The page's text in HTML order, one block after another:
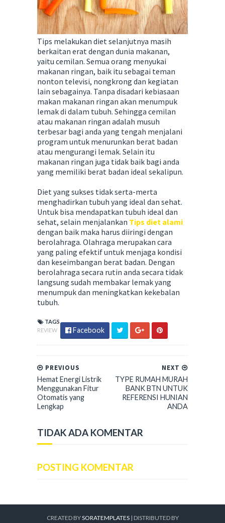
Tips melakukan diet selanjutnya masih
berkaitan erat dengan dunia makanan,
yaitu cemilan. Semua orang menyukai
makanan ringan, baik itu sebagai teman
nonton televisi, nongkrong dan kegiatan
lain sebagainya. Tanpa disadari kebiasaan
makan makanan ringan akan menumpuk
lemak di dalam tubuh. Sehingga cemilan
atau makanan ringan adalah musuh
terbesar bagi anda yang tengah menjalani
program untuk menurunkan berat badan
atau mengurangi lemak. Selain itu
makanan ringan juga tidak baik bagi anda
yang memiliki berat badan ideal sekalipun.
Diet yang sukses tidak serta-merta
menghadirkan tubuh yang ideal dan sehat.
Untuk bisa mendapatkan tubuh ideal dan
sehat, selain menjalankan Tips diet alami
dengan baik maka harus diiringi dengan
berolahraga. Olahraga merupakan cara
yang paling efektif untuk menjaga kondisi
dan keseimbangan berat badan. Dengan
berolahraga secara rutin anda secara tidak
langsung sudah membakar lemak yang
menumpuk dan meningkatkan kekebalan
tubuh.
TAGS
REVIEW
Facebook
NEXT
TYPE RUMAH MURAH
BANK BTN UNTUK
REFERENSI HUNIAN
ANDA
PREVIOUS
Hemat Energi Listrik
Menggunakan Fitur
Otomatis yang
Lengkap
TIDAK ADA KOMENTAR
POSTING KOMENTAR
CREATED BYSORATEMPLATES| DISTRIBUTED BY